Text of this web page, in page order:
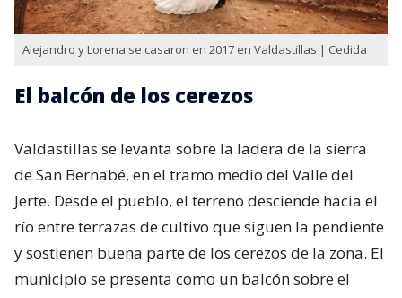
Alejandro y Lorena se casaron en 2017 en Valdastillas | Cedida
El balcón de los cerezos
Valdastillas se levanta sobre la ladera de la sierra
de San Bernabé, en el tramo medio del Valle del
Jerte. Desde el pueblo, el terreno desciende hacia el
río entre terrazas de cultivo que siguen la pendiente
y sostienen buena parte de los cerezos de la zona. El
municipio se presenta como un balcón sobre el